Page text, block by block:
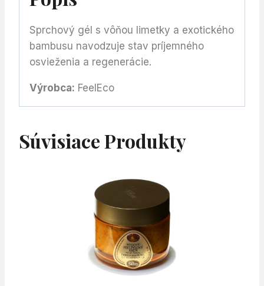
Sprchový gél s vôňou limetky a exotického
bambusu navodzuje stav príjemného
osvieženia a regenerácie.
Výrobca: FeelEco
Súvisiace Produkty